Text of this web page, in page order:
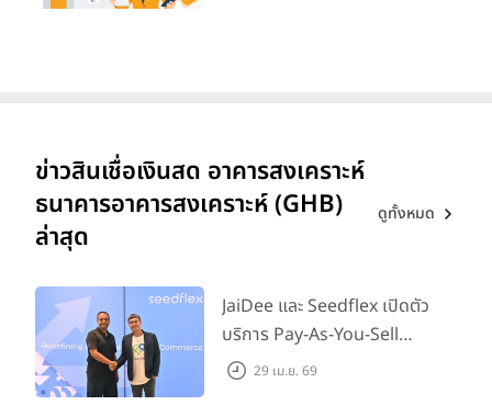
ข่าวสินเชื่อเงินสด อาคารสงเคราะห์
ธนาคารอาคารสงเคราะห์ (GHB)
ล่าสุด
ดูทั้งหมด
JaiDee และ Seedflex เปิดตัว
บริการ Pay-As-You-Sell
Advance ในไทย พร้อมยก
29 เม.ย. 69